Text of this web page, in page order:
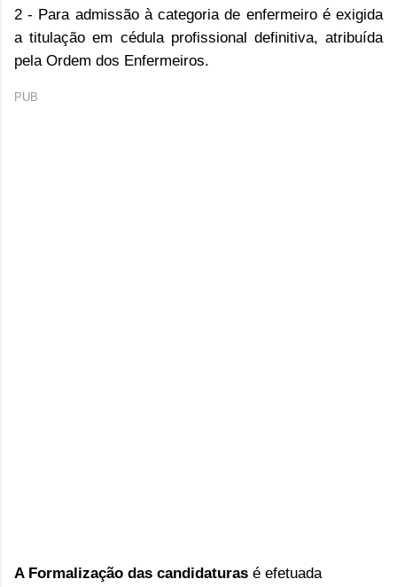
2 - Para admissão à categoria de enfermeiro é exigida
a titulação em cédula profissional definitiva, atribuída
pela Ordem dos Enfermeiros.
PUB
A Formalização das candidaturas é efetuada